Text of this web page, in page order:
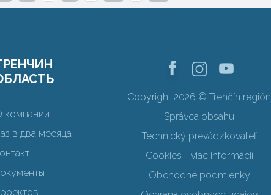
компании
в два месяца
Copyright 2026 © Trenčín región
Správca obsahu
Technický prevádzkovateľ
Cookies - viac informácií
Obchodné podmienky